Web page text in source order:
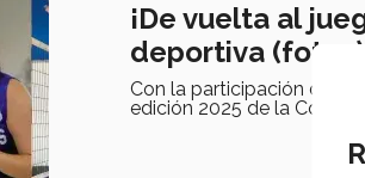
¡De vuelta al
deportiva (fotos)
Con la participación de
edición 2025 de la Copa